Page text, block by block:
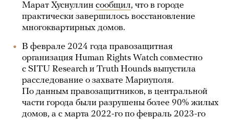
Марат Хуснуллин сообщил, что в городе
практически завершилось восстановление
многоквартирных домов.
В феврале 2024 года правозащитная
организация Human Rights Watch совместно
с SITU Research и Truth Hounds выпустила
расследование о захвате Мариуполя.
По данным правозащитников, в центральной
части города были разрушены более 90% жилых
домов, а с марта 2022-го по февраль 2023-го